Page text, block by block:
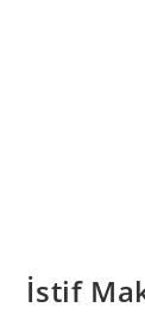
İstif